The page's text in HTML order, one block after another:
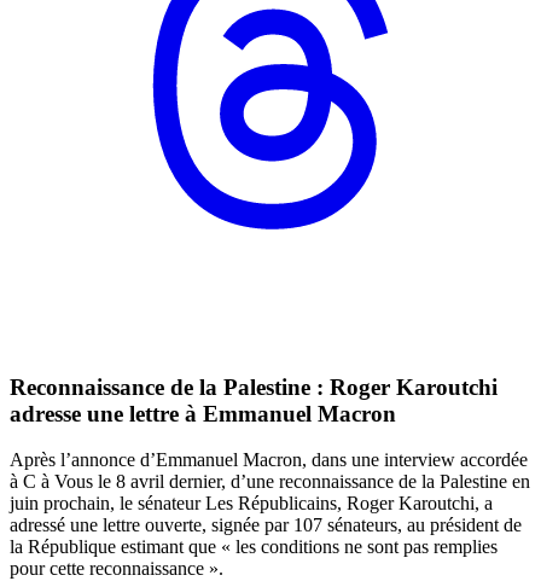
Reconnaissance de la Palestine : Roger Karoutchi
adresse une lettre à Emmanuel Macron
Après l’annonce d’Emmanuel Macron, dans une interview accordée
à C à Vous le 8 avril dernier, d’une reconnaissance de la Palestine en
juin prochain, le sénateur Les Républicains, Roger Karoutchi, a
adressé une lettre ouverte, signée par 107 sénateurs, au président de
la République estimant que « les conditions ne sont pas remplies
pour cette reconnaissance ».